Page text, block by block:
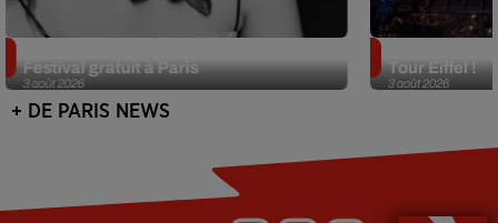
3 août 2026
Festival gratuit à Paris
3 août 2026
Tour Eiffel !
+ DE PARIS NEWS